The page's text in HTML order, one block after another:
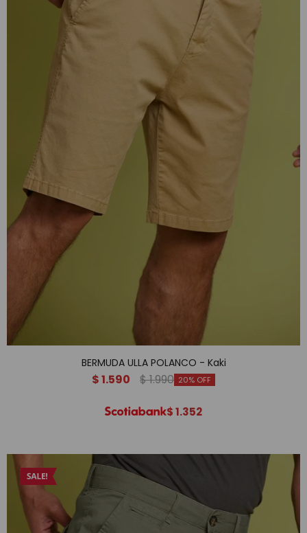
BERMUDA ULLA POLANCO - Kaki
$1.590 $1.990 20
$1.352